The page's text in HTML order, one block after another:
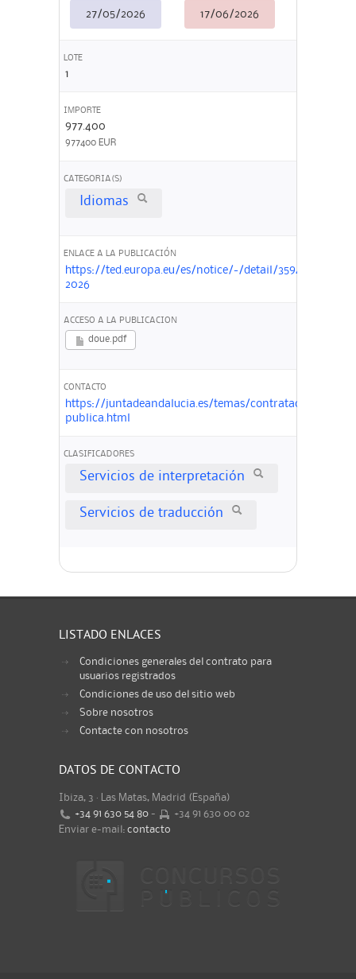
27/05/2026 17/06/2026
LOTE
1
IMPORTE
977.400
977400 EUR
CATEGORIA(S)
Idiomas
ENLACE A LA PUBLICACIÓN
https://ted.europa.eu/es/notice/-/detail/359438-
2026
ACCESO A LA PUBLICACION
doue.pdf
CONTACTO
https://juntadeandalucia.es/temas/contratacion-
publica.html
CLASIFICADORES
Servicios de interpretación
Servicios de traducción
LISTADO ENLACES
Condiciones generales del contrato para
usuarios registrados
Condiciones de uso del sitio web
Sobre nosotros
Contacte con nosotros
DATOS DE CONTACTO
Ibiza, 3 · Las Matas, Madrid (España)
+34 91 630 54 80 -
+34 91 630 00 02
Enviar e-mail: contacto